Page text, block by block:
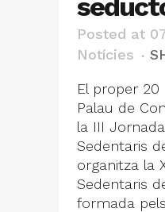
Posted at
Notícies
El proper 20
Palau de
la III
Sedentaris
organitza la
Sedentaris
formada